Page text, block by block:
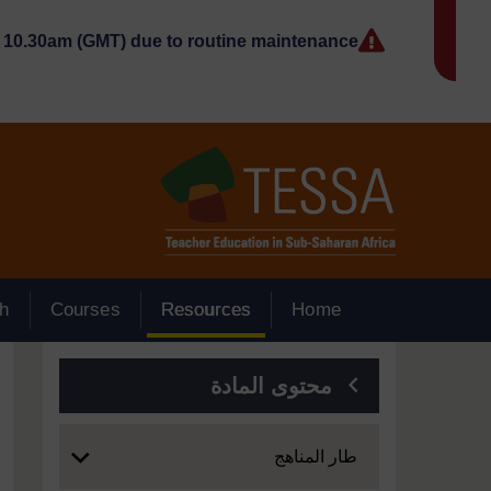
(GMT) due to routine maintenance.
Home
Resources
Courses
الكتل
محتوى المادة
Expand
طار المناهج